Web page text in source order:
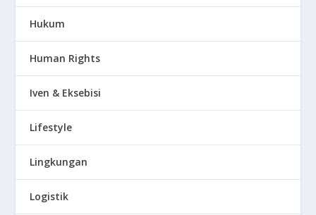
Hukum
Human Rights
Iven & Eksebisi
Lifestyle
Lingkungan
Logistik